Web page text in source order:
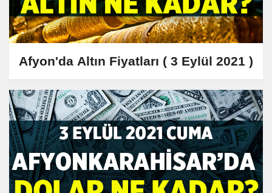
Afyon'da Altın Fiyatları ( 3 Eylül 2021 )